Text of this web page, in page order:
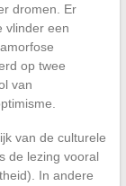
dromen. Er
vlinder een
op twee
van
van de culturele
de lezing vooral
In andere